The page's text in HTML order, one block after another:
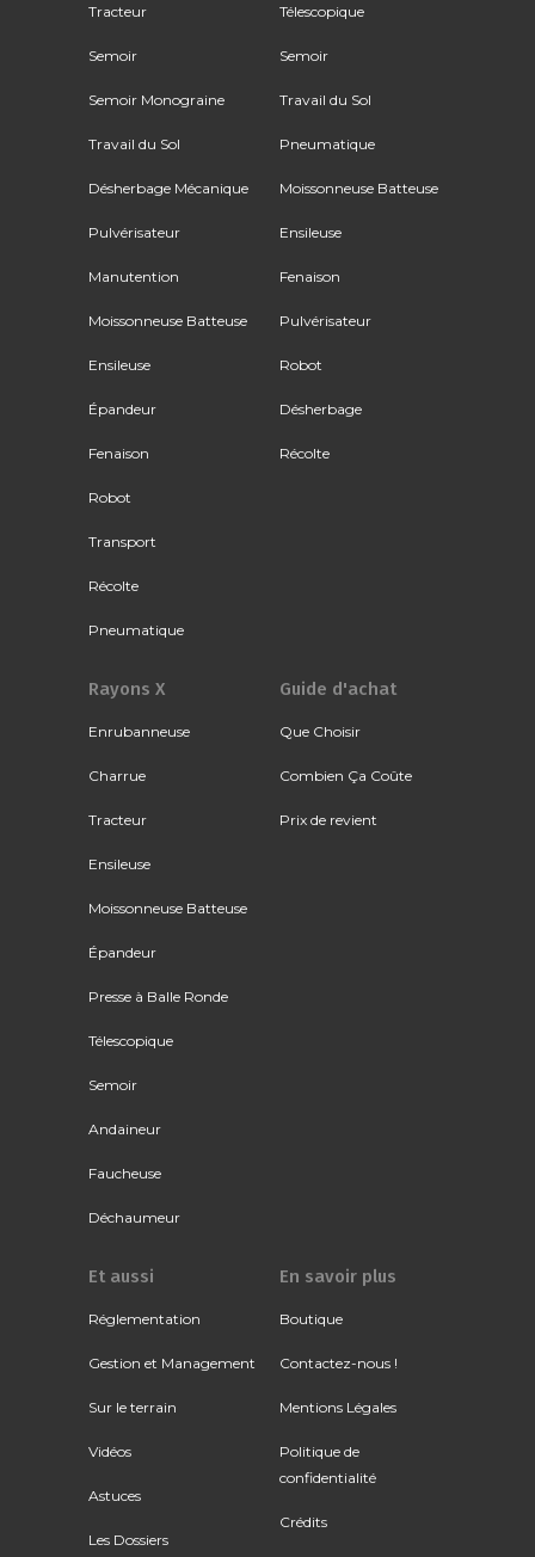
Tracteur
Semoir
Semoir Monograine
Travail du Sol
Désherbage Mécanique
Pulvérisateur
Manutention
Moissonneuse Batteuse
Ensileuse
Épandeur
Fenaison
Robot
Transport
Récolte
Pneumatique
Télescopique
Semoir
Travail du Sol
Pneumatique
Moissonneuse Batteuse
Ensileuse
Fenaison
Pulvérisateur
Robot
Désherbage
Récolte
Rayons X
Enrubanneuse
Charrue
Tracteur
Ensileuse
Moissonneuse Batteuse
Épandeur
Presse à Balle Ronde
Télescopique
Semoir
Andaineur
Faucheuse
Déchaumeur
Guide d'achat
Que Choisir
Combien Ça Coûte
Prix de revient
Et aussi
Réglementation
Gestion et Management
Sur le terrain
Vidéos
Astuces
Les Dossiers
En savoir plus
Boutique
Contactez-nous !
Mentions Légales
Politique de
confidentialité
Crédits